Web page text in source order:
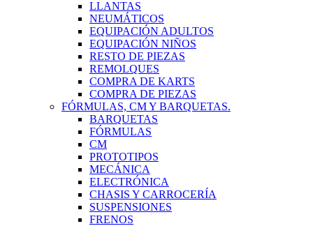
LLANTAS
NEUMÁTICOS
EQUIPACIÓN ADULTOS
EQUIPACIÓN NIÑOS
RESTO DE PIEZAS
REMOLQUES
COMPRA DE KARTS
COMPRA DE PIEZAS
FÓRMULAS, CM Y BARQUETAS.
BARQUETAS
FÓRMULAS
CM
PROTOTIPOS
MECÁNICA
ELECTRÓNICA
CHASIS Y CARROCERÍA
SUSPENSIONES
FRENOS